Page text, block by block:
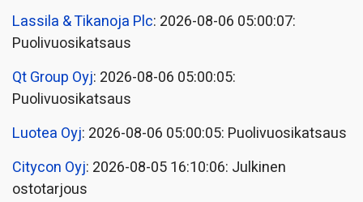
Lassila & Tikanoja Plc: 2026-08-06 05:00:07:
Puolivuosikatsaus
Qt Group Oyj: 2026-08-06 05:00:05:
Puolivuosikatsaus
Luotea Oyj: 2026-08-06 05:00:05: Puolivuosikatsaus
Citycon Oyj: 2026-08-05 16:10:06: Julkinen
ostotarjous